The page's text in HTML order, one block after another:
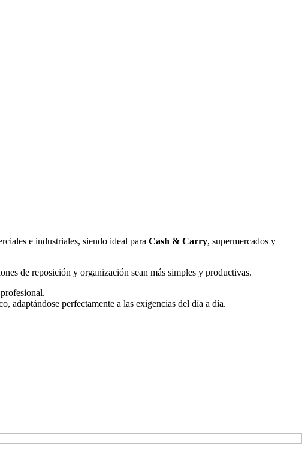
e industriales, siendo ideal para Cash & Carry, supermercados y
de reposición y organización sean más simples y productivas.
adaptándose perfectamente a las exigencias del día a día.